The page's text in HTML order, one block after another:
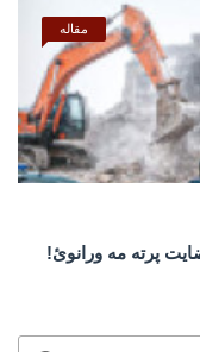
مقاله
پرته مه ورانوئ!